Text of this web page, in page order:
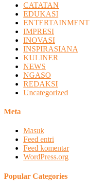
CATATAN
EDUKASI
ENTERTAINMENT
IMPRESI
INOVASI
INSPIRASIANA
KULINER
NEWS
NGASO
REDAKSI
Uncategorized
Meta
Masuk
Feed entri
Feed komentar
WordPress.org
Popular Categories